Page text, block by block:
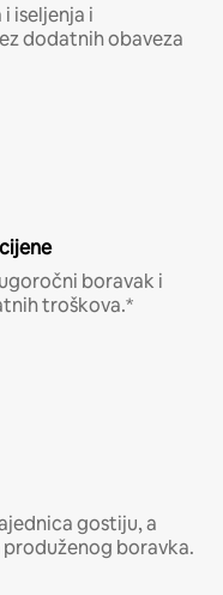
iseljenja i
dodatnih obaveza
boravak i
troškova.*
gostiju, a
boravka.